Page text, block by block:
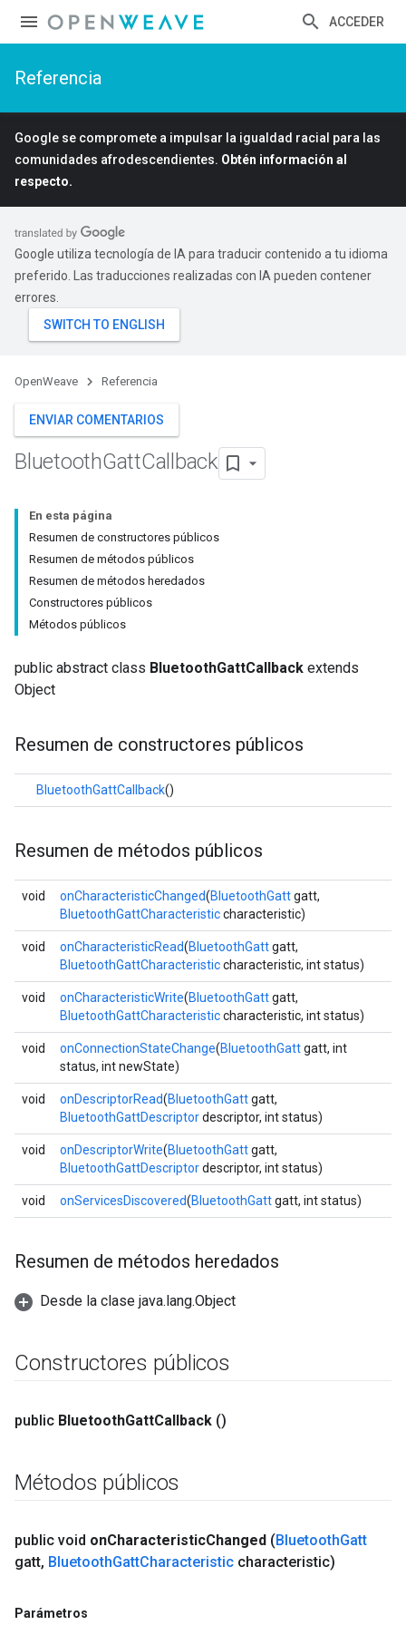
ACCEDER
Referencia
Google se compromete a impulsar la igualdad racial para las
comunidades afrodescendientes. Obtén información al
respecto.
Google utiliza tecnología de IA para traducir contenido a tu idioma
preferido. Las traducciones realizadas con IA pueden contener
errores.
OpenWeave Referencia
ENVIAR COMENTARIOS
BluetoothGattCallback
En esta página
Resumen de constructores públicos
Resumen de métodos públicos
Resumen de métodos heredados
Constructores públicos
Métodos públicos
public abstract class BluetoothGattCallback extends
Object
Resumen de constructores públicos
BluetoothGattCallback()
Resumen de métodos públicos
void onCharacteristicChanged(BluetoothGattgatt,
BluetoothGattCharacteristiccharacteristic)
void onCharacteristicRead(BluetoothGattgatt,
BluetoothGattCharacteristiccharacteristic, int status)
void onCharacteristicWrite(BluetoothGattgatt,
BluetoothGattCharacteristiccharacteristic, int status)
void onConnectionStateChange(BluetoothGattgatt, int
status, int newState)
void onDescriptorRead(BluetoothGattgatt,
BluetoothGattDescriptordescriptor, int status)
void onDescriptorWrite(BluetoothGattgatt,
BluetoothGattDescriptordescriptor, int status)
void onServicesDiscovered(BluetoothGattgatt, int status)
Resumen de métodos heredados
Desde la clase java.lang.Object
Constructores públicos
public BluetoothGattCallback ()
Métodos públicos
public void onCharacteristicChanged (BluetoothGatt
gatt, BluetoothGattCharacteristic characteristic)
Parámetros